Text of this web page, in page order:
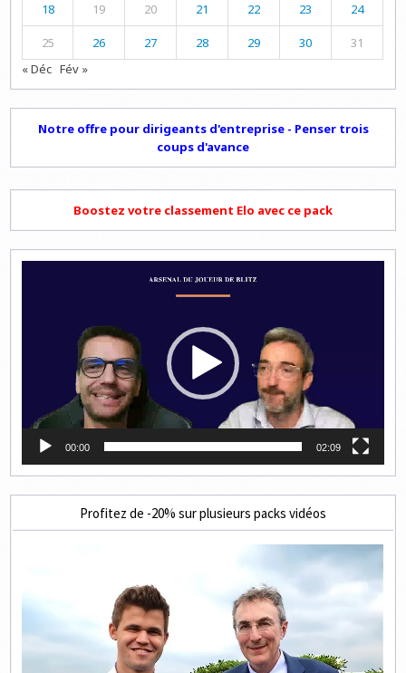
18 19 20 21 22 23 24
25 26 27 28 29 30
31
« Déc Fév »
Notre offre pour dirigeants d'entreprise - Penser trois
coups d'avance
Boostez votre classement Elo avec ce pack
00:00 02:09
Profitez de -20% sur plusieurs packs vidéos